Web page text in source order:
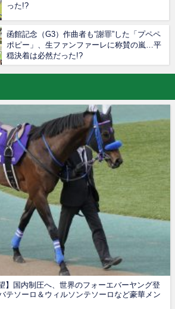
った!?
函館記念（G3）作曲者も“謝罪”した「プペペ
ポピー」、生ファンファーレに称賛の嵐…平
穏決着は必然だった!?
】国内制圧へ、世界のフォーエバーヤング登
テソーロ＆ウィルソンテソーロなど豪華メン